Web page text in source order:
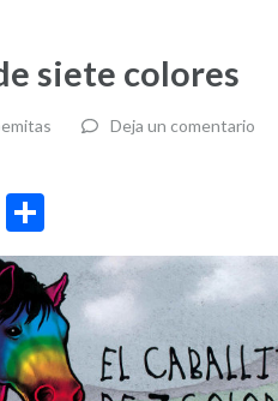
siete colores
Deja un comentario
Email